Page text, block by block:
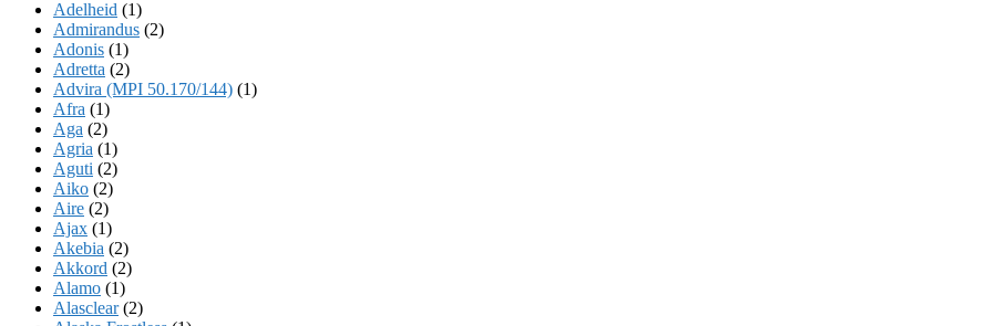
Adelheid (1)
Admirandus (2)
Adonis (1)
Adretta (2)
Advira (MPI 50.170/144) (1)
Afra (1)
Aga (2)
Agria (1)
Aguti (2)
Aiko (2)
Aire (2)
Ajax (1)
Akebia (2)
Akkord (2)
Alamo (1)
Alasclear(2)